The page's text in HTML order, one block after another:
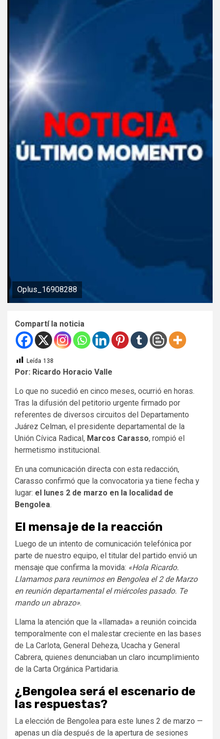
Oplus_16908288
Compartí la noticia
Leída 138
Por: Ricardo Horacio Valle
Lo que no sucedió en cinco meses, ocurrió en horas.
Tras la difusión del petitorio urgente firmado por
referentes de diversos circuitos del Departamento
Juárez Celman, el presidente departamental de la
Unión Cívica Radical, Marcos Carasso, rompió el
hermetismo institucional.
En una comunicación directa con esta redacción,
Carasso confirmó que la convocatoria ya tiene fecha y
lugar: el lunes 2 de marzo en la localidad de
Bengolea.
El mensaje de la reacción
Luego de un intento de comunicación telefónica por
parte de nuestro equipo, el titular del partido envió un
mensaje que confirma la movida: «Hola Ricardo.
Llamamos para reunirnos en Bengolea el 2 de Marzo
en reunión departamental el miércoles pasado. Te
mando un abrazo».
Llama la atención que la «llamada» a reunión coincida
temporalmente con el malestar creciente en las bases
de La Carlota, General Deheza, Ucacha y General
Cabrera, quienes denunciaban un claro incumplimiento
de la Carta Orgánica Partidaria.
¿Bengolea será el escenario de
las respuestas?
La elección de Bengolea para este lunes 2 de marzo —
apenas un día después de la apertura de sesiones